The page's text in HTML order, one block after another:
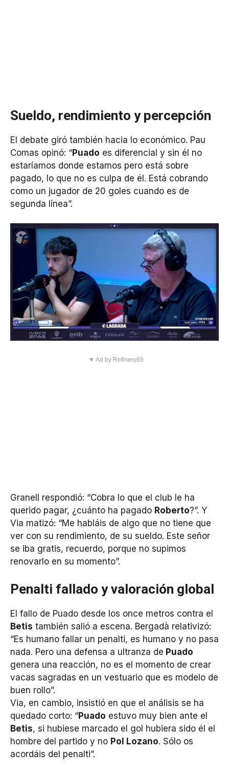
Sueldo, rendimiento y percepción
El debate giró también hacia lo económico. Pau
Comas opinó: “Puado es diferencial y sin él no
estaríamos donde estamos pero está sobre
pagado, lo que no es culpa de él. Está cobrando
como un jugador de 20 goles cuando es de
segunda línea”.
▼ Ad by Refinery89
Granell respondió: “Cobra lo que el club le ha
querido pagar, ¿cuánto ha pagado Roberto?”. Y
Via matizó: “Me habláis de algo que no tiene que
ver con su rendimiento, de su sueldo. Este señor
se iba gratis, recuerdo, porque no supimos
renovarlo en su momento”.
Penalti fallado y valoración global
El fallo de Puado desde los once metros contra el
Betis también salió a escena. Bergadà relativizó:
“Es humano fallar un penalti, es humano y no pasa
nada. Pero una defensa a ultranza de Puado
genera una reacción, no es el momento de crear
vacas sagradas en un vestuario que es modelo de
buen rollo”.
Via, en cambio, insistió en que el análisis se ha
quedado corto: “Puado estuvo muy bien ante el
Betis, si hubiese marcado el gol hubiera sido él el
hombre del partido y no Pol Lozano. Sólo os
acordáis del penalti”.